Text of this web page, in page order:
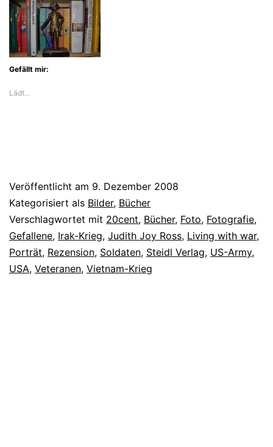
Gefällt mir:
Lädt…
Veröffentlicht am 9. Dezember 2008
Kategorisiert als Bilder, Bücher
Verschlagwortet mit 20cent, Bücher, Foto, Fotografie,
Gefallene, Irak-Krieg, Judith Joy Ross, Living with war,
Porträt, Rezension, Soldaten, Steidl Verlag, US-Army,
USA, Veteranen, Vietnam-Krieg